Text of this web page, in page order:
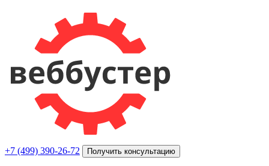
+7 (499) 390-26-72 Получить консультацию